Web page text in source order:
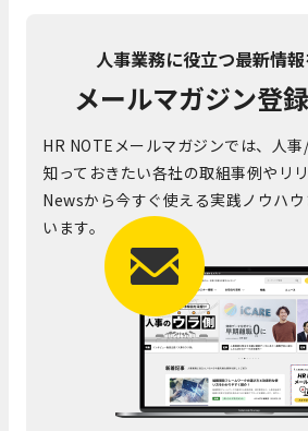
人事業務に役立つ最新情報
メールマガジン登録
HR NOTEメールマガジンでは、人
知っておきたい各社の取組事例やリ
Newsから今すぐ使える実践ノウハ
います。